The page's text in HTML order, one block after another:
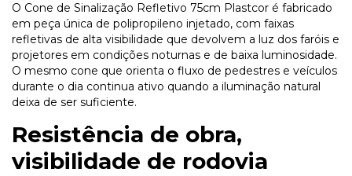
O Cone de Sinalização Refletivo 75cm Plastcor é fabricado
em peça única de polipropileno injetado, com faixas
refletivas de alta visibilidade que devolvem a luz dos faróis e
projetores em condições noturnas e de baixa luminosidade.
O mesmo cone que orienta o fluxo de pedestres e veículos
durante o dia continua ativo quando a iluminação natural
deixa de ser suficiente.
Resistência de obra,
visibilidade de rodovia